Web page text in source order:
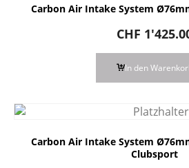
Carbon Air Intake System
CHF
In den
Carbon Air Intake System
Clubsport